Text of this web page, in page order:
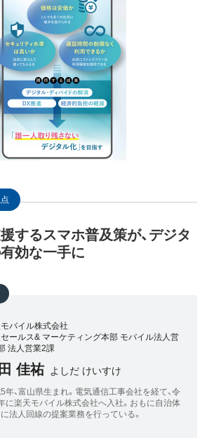
するスマホ普及策が、デジタ
効な一手に
バイル株式会社
ールス& マーケティング本部 モバイル法人営
法人営業2課
佳祐 よしだ けいすけ
年、富山県生まれ。電気通信工事会社を経て、令
に楽天モバイル株式会社へ入社。おもに自治体
法人回線の提案業務を行っている。